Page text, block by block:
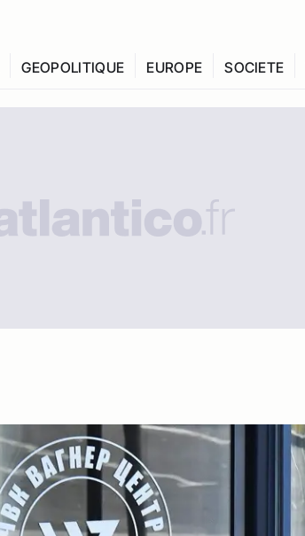
GEOPOLITIQUE EUROPE SOCIETE